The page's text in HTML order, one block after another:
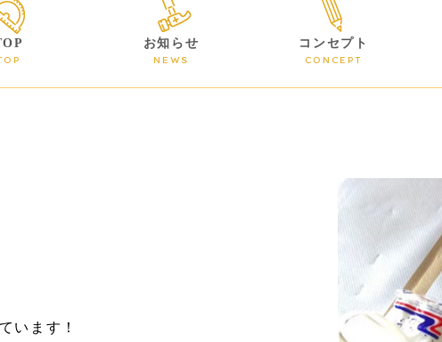
お知らせ
NEWS
コンセプト
CONCEPT
います！